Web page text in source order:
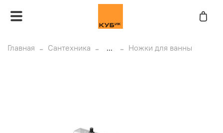
Главная Сантехника ... Ножки для ванны